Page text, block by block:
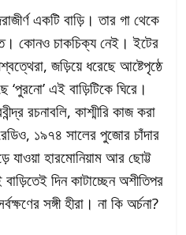
একটি বাড়ি। তার গা থেকে
কোনও চাকচিক্য নেই। ইটের
জড়িয়ে ধরেছে আষ্টেপৃষ্ঠে
‘পুরনো’ এই বাড়িটিকে ঘিরে।
রচনাবলি, কাশ্মীরি কাজ করা
১৯৭৪ সালের পুজোর চাঁদার
যাওয়া হারমোনিয়াম আর ছোট্ট
দিন কাটাচ্ছেন অশীতিপর
সঙ্গী হীরা। না কি অর্চনা?